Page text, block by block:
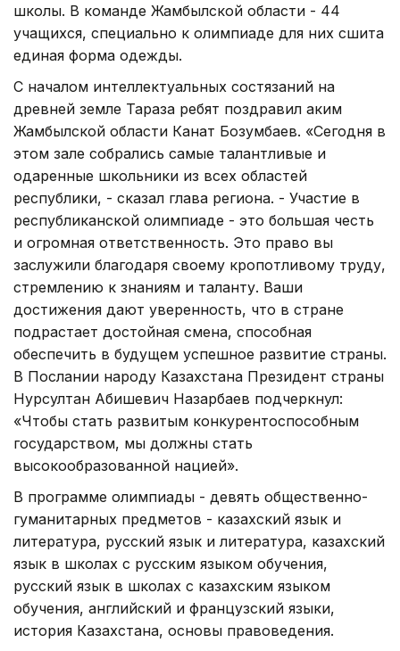
школы. В команде Жамбылской области - 44
учащихся, специально к олимпиаде для них сшита
единая форма одежды.
С началом интеллектуальных состязаний на
древней земле Тараза ребят поздравил аким
Жамбылской области Канат Бозумбаев. «Сегодня в
этом зале собрались самые талантливые и
одаренные школьники из всех областей
республики, - сказал глава региона. - Участие в
республиканской олимпиаде - это большая честь
и огромная ответственность. Это право вы
заслужили благодаря своему кропотливому труду,
стремлению к знаниям и таланту. Ваши
достижения дают уверенность, что в стране
подрастает достойная смена, способная
обеспечить в будущем успешное развитие страны.
В Послании народу Казахстана Президент страны
Нурсултан Абишевич Назарбаев подчеркнул:
«Чтобы стать развитым конкурентоспособным
государством, мы должны стать
высокообразованной нацией».
В программе олимпиады - девять общественно-
гуманитарных предметов - казахский язык и
литература, русский язык и литература, казахский
язык в школах с русским языком обучения,
русский язык в школах с казахским языком
обучения, английский и французский языки,
история Казахстана, основы правоведения.